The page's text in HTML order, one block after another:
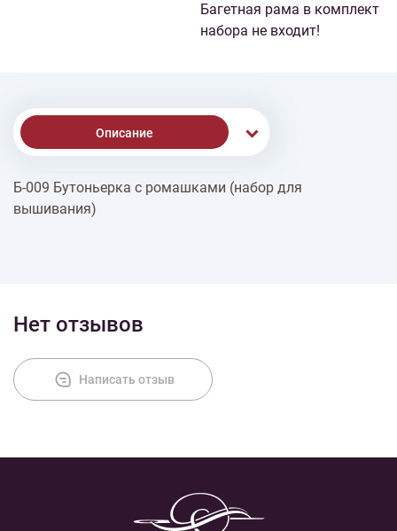
Багетная рама в комплект
набора не входит!
Описание
Доставка
Б-009 Бутоньерка с ромашками (набор для
вышивания)
Нет отзывов
Написать отзыв